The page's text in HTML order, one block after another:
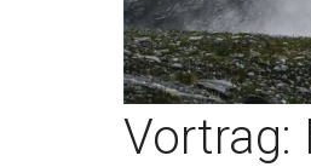
Vortrag: